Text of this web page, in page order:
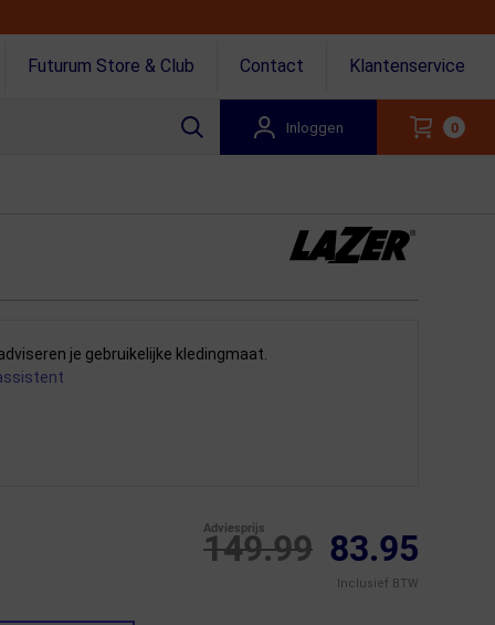
Futurum Store & Club Contact Klantenservice
Inloggen 0
je gebruikelijke kledingmaat.
149.99
Adviesprijs 83.95
Inclusief BTW